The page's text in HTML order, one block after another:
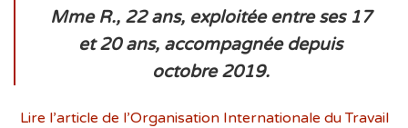
Mme R., 22 ans, exploitée entre ses 17
et 20 ans, accompagnée depuis
octobre 2019.
Lire l’article de l’Organisation Internationale du Travail